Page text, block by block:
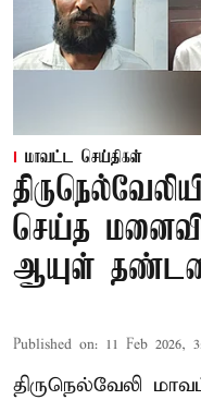
மாவட்ட செய்திகள்
செய்த
ஆயுள்
Published on: 11 Feb 2026,
திருநெல்வேலி